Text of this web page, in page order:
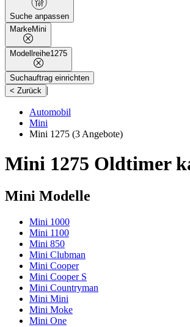
Suche anpassen
MarkeMini
Modellreihe1275
Suchauftrag einrichten
< Zurück
|
Automobil
Mini
Mini 1275 (3 Angebote)
Mini 1275 Oldtimer
Mini Modelle
Mini 1000
Mini 1100
Mini 850
Mini Clubman
Mini Cooper
Mini Cooper S
Mini Countryman
Mini Mini
Mini Moke
Mini One